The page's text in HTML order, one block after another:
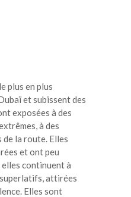
plus en plus
et subissent des
exposées à des
à des
de la route. Elles
et ont peu
elles continuent à
attirées
Elles sont